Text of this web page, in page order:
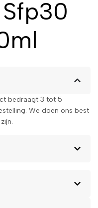
bedraagt 3 tot 5
We doen ons best